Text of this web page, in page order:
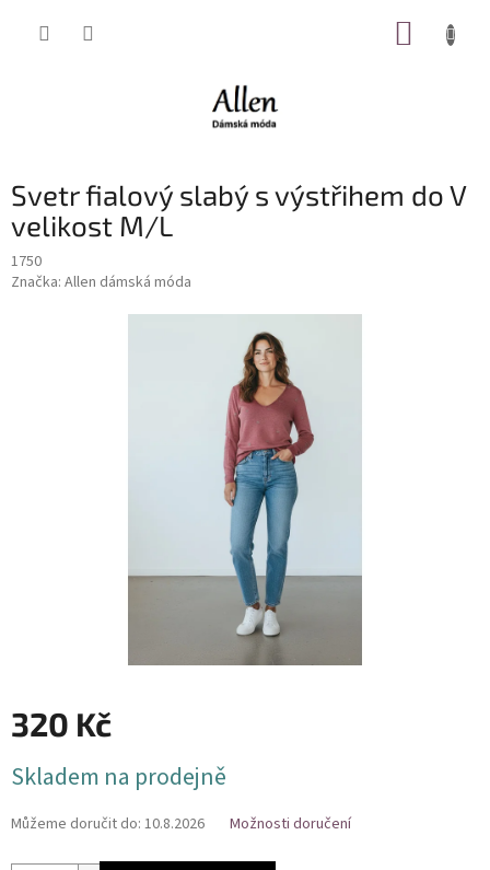
Svetr fialový slabý s výstřihem do V
velikost M/L
1750
Značka: Allen dámská móda
320 Kč
cena:
Skladem na prodejně
Můžeme doručit do: 10.8.2026 Možnosti doručení